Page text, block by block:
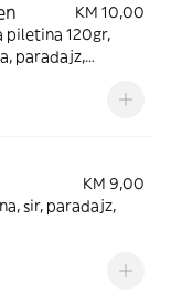
KM 10,00
piletina 120gr,
paradajz,
KM 9,00
sir, paradajz,